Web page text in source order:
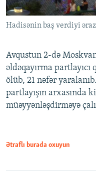
Hadisənin baş verdiyi
Avqustun 2-də
əldəqayırma partlayıcı
ölüb, 21 nəfər
partlayışın arxasında
müəyyənləşdirməyə
Ətraflı burada oxuyun